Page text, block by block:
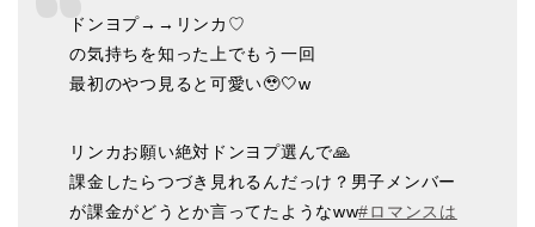
ドンヨプ→→リンカ♡
の気持ちを知った上でもう一回
最初のやつ見ると可愛い🥹🤍w
リンカお願い絶対ドンヨプ選んで🙏
課金したらつづき見れるんだっけ？男子メンバー
が課金がどうとか言ってたようなww#ロマンスは